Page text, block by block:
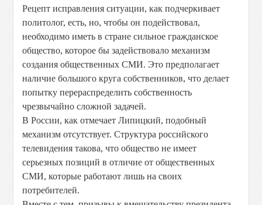
Рецепт исправления ситуации, как подчеркивает
политолог, есть, но, чтобы он подействовал,
необходимо иметь в стране сильное гражданское
общество, которое бы задействовало механизм
создания общественных СМИ. Это предполагает
наличие большого круга собственников, что делает
попытку перераспределить собственность
чрезвычайно сложной задачей.
В России, как отмечает Липицкий, подобный
механизм отсутствует. Структура российского
телевидения такова, что общество не имеет
серьезных позиций в отличие от общественных
СМИ, которые работают лишь на своих
потребителей.